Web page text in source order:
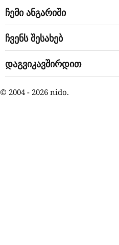
ჩემი ანგარიში
ჩვენს შესახებ
დაგვიკავშირდით
© 2004 - 2026 nido.